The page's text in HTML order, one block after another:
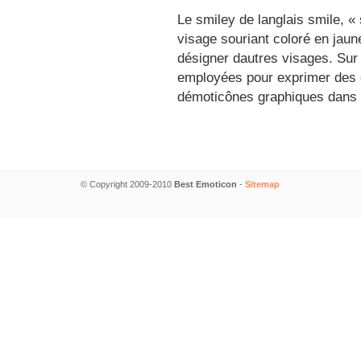
Le smiley de langlais smile,
visage souriant coloré en
désigner dautres visages.
employées pour exprimer
démoticônes graphiques
© Copyright 2009-2010 Best Emoticon - Sitemap